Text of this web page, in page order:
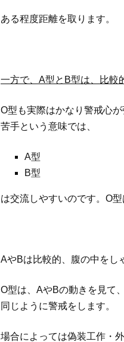
ある程度距離を取ります。
一方で、A型とB型は、比較
O型も実際はかなり警戒心
苦手という意味では、
A型
B型
は交流しやすいのです。O
AやBは比較的、腹の中をし
O型は、AやBの動きを見て
同じように警戒をします。
場合によっては偽装工作・